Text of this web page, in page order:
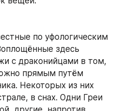
по уфологическим
здесь
с драконийцами в том,
прямым путём
Некоторых из них
в снах. Одни Греи